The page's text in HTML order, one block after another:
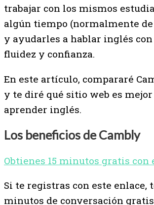
trabajar con los mismos
algún tiempo (normalmente de
y ayudarles a hablar inglés
fluidez y confianza.
En este artículo, compararé
y te diré qué sitio web es mejor
aprender inglés.
Los beneficios de Cambly
Obtienes 15 minutos gratis con
Si te registras con este enlace,
minutos de conversación